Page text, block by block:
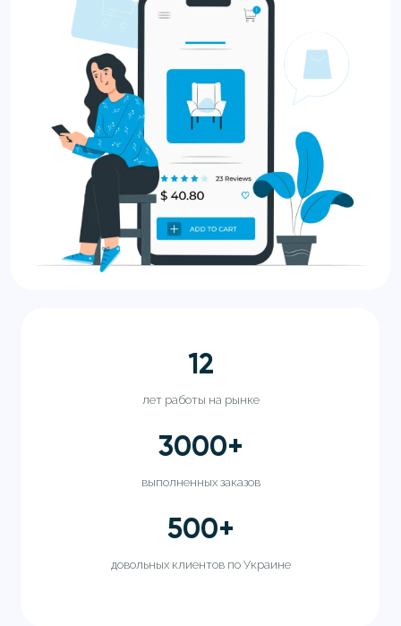
12
лет работы на рынке
3000+
выполненных заказов
500+
довольных клиентов по Украине